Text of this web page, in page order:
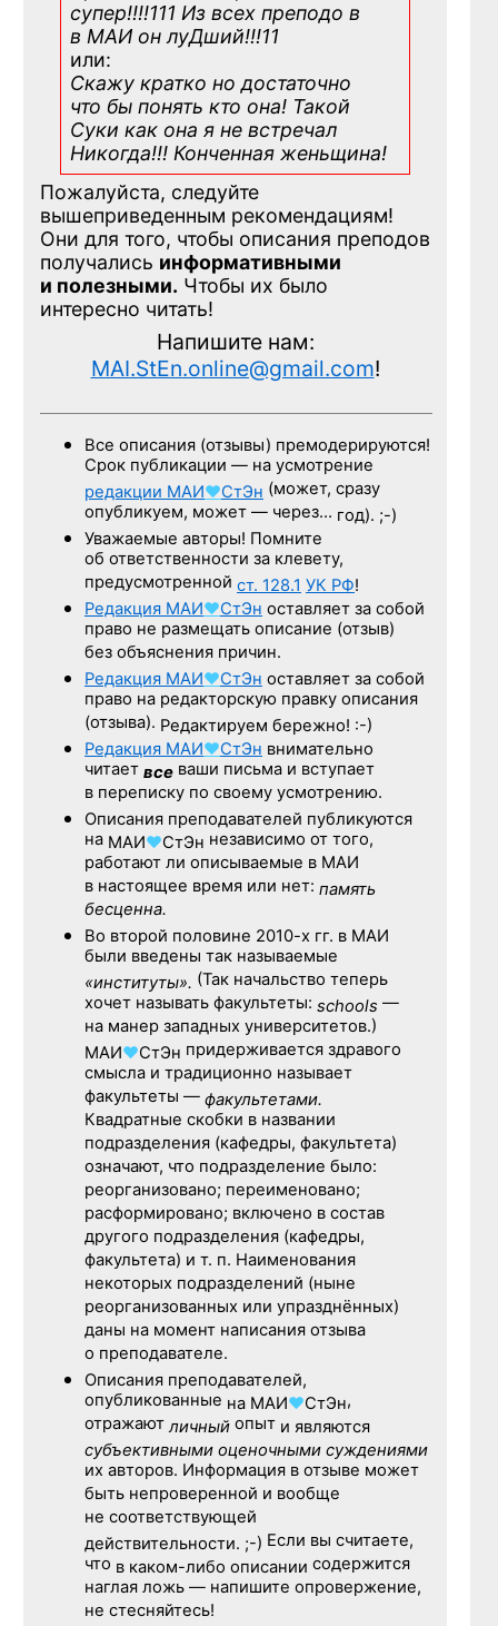
супер!!!!111 Из всех преподо в
в МАИ он луДший!!!11
или:
Скажу кратко но достаточно
что бы понять кто она! Такой
Суки как она я не встречал
Никогда!!! Конченная женьщина!
Пожалуйста, следуйте
вышеприведенным рекомендациям!
Они для того, чтобы описания преподов
получались информативными
и полезными. Чтобы их было
интересно читать!
Напишите нам:
MAI.StEn.online@gmail.com!
Все описания (отзывы) премодерируются!
Срок публикации — на усмотрение
редакции МАИ♥СтЭн (может, сразу
опубликуем, может — через… год). ;-)
Уважаемые авторы! Помните
об ответственности за клевету,
предусмотренной ст. 128.1 УК РФ!
Редакция МАИ♥СтЭн оставляет за собой
право не размещать описание (отзыв)
без объяснения причин.
Редакция МАИ♥СтЭн оставляет за собой
право на редакторскую правку описания
(отзыва). Редактируем бережно! :-)
Редакция МАИ♥СтЭн внимательно
читает все ваши письма и вступает
в переписку по своему усмотрению.
Описания преподавателей публикуются
на МАИ♥СтЭн независимо от того,
работают ли описываемые в МАИ
в настоящее время или нет: память
бесценна.
Во второй половине 2010-х гг. в МАИ
были введены так называемые
«институты». (Так начальство теперь
хочет называть факультеты: schools —
на манер западных университетов.)
МАИ♥СтЭн придерживается здравого
смысла и традиционно называет
факультеты — факультетами.
Квадратные скобки в названии
подразделения (кафедры, факультета)
означают, что подразделение было:
реорганизовано; переименовано;
расформировано; включено в состав
другого подразделения (кафедры,
факультета) и т. п. Наименования
некоторых подразделений (ныне
реорганизованных или упразднённых)
даны на момент написания отзыва
о преподавателе.
Описания преподавателей,
опубликованные на МАИ♥СтЭн,
отражаютличный опыт и являются
субъективными оценочными суждениями
их авторов. Информация в отзыве может
быть непроверенной и вообще
не соответствующей
действительности. ;-) Если вы считаете,
что в каком-либо описании содержится
наглая ложь — напишите опровержение,
не стесняйтесь!